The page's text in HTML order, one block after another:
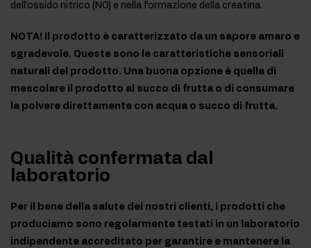
dell'ossido nitrico (NO) e nella formazione della creatina.
NOTA! Il prodotto è caratterizzato da un sapore amaro e
sgradevole. Queste sono le caratteristiche sensoriali
naturali del prodotto. Una buona opzione è quella di
mescolare il prodotto al succo di frutta o di consumare
la polvere direttamente con acqua o succo di frutta.
Qualità confermata dal
laboratorio
Per il bene della salute dei nostri clienti, i prodotti che
produciamo sono regolarmente testati in un laboratorio
indipendente accreditato per garantire e mantenere la